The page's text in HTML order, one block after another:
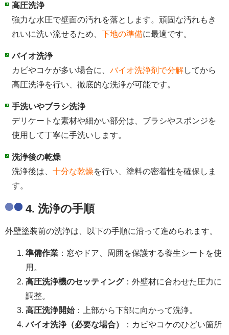
高圧洗浄
強力な水圧で壁面の汚れを落とします。頑固な汚れもき
れいに洗い流せるため、 下地の準備に最適です。
バイオ洗浄
カビやコケが多い場合に、 バイオ洗浄剤で分解してから
高圧洗浄を行い、徹底的な洗浄が可能です。
手洗いやブラシ洗浄
デリケートな素材や細かい部分は、ブラシやスポンジを
使用して丁寧に手洗いします。
洗浄後の乾燥
洗浄後は、 十分な乾燥を行い、塗料の密着性を確保しま
す。
4. 洗浄の手順
外壁塗装前の洗浄は、以下の手順に沿って進められます。
準備作業 ：窓やドア、周囲を保護する養生シートを使
用。
高圧洗浄機のセッティング：外壁材に合わせた圧力に
調整。
高圧洗浄開始：上部から下部に向かって洗浄。
バイオ洗浄（必要な場合）
：カビやコケのひどい箇所